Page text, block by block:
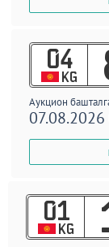
04
KG
Аукцион
07.08.2026
01
KG